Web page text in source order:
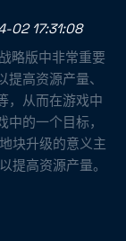
02 17:31:08
略版中非常重要
高资源产量、
，从而在游戏中
的一个目标，
块升级的意义主
提高资源产量。